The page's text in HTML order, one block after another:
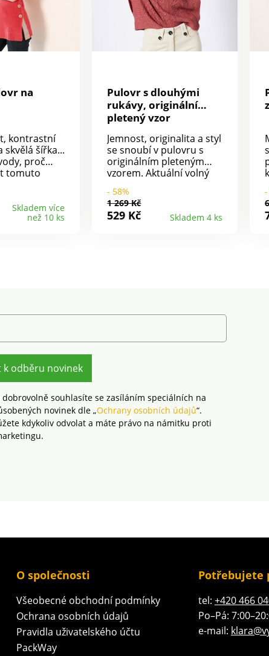
na
kontrastní
skvělá šířka...
proč
tomuto
Snadná
v pračce.
Skladem více
než 10 ks
Pulovr s dlouhými
rukávy, originální
pletený vzor
Jemnost, originalita a styl
se snoubí v pulovru s
originálním pleteným
vzorem. Aktuální volný
Na předním dílu ažurový
a copánkový vzor.
Rukávy a zadní díl s
- 58%
1 269 Kč
529 Kč Skladem 4 ks
k odběru novinek
dobrovolně souhlasíte se zasíláním speciálních na
novinek dle „Ochrany osobních údajů“.
kdykoliv odvolat a máte právo na námitku proti
O společnosti
Všeobecné obchodní podmínky
Ochrana osobních údajů
Pravidla uživatelského účtu
PackWay
Potřebujete
tel: +420 466
Po–Pá:
e-mail: